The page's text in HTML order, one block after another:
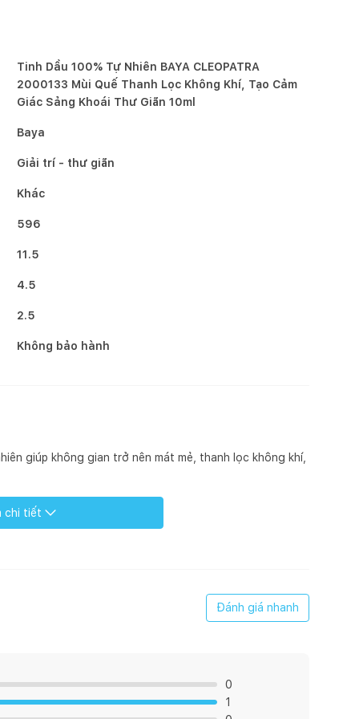
Tinh Dầu 100% Tự Nhiên BAYA CLEOPATRA
2000133 Mùi Quế Thanh Lọc Không Khí, Tạo Cảm
Giác Sảng Khoái Thư Giãn 10ml
Baya
Giải trí - thư giãn
Khác
596
11.5
4.5
2.5
Không bảo hành
giúp không gian trở nên mát mẻ, thanh lọc không khí,
chi tiết
Đánh giá nhanh
0
1